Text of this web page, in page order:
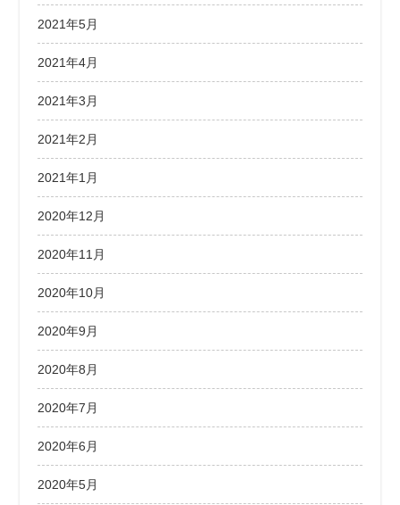
2021年5月
2021年4月
2021年3月
2021年2月
2021年1月
2020年12月
2020年11月
2020年10月
2020年9月
2020年8月
2020年7月
2020年6月
2020年5月